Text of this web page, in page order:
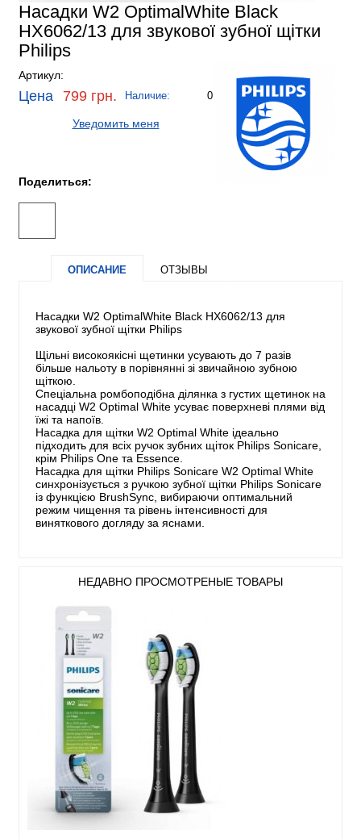
Насадки W2 OptimalWhite Black
HX6062/13 для звукової зубної щітки
Philips
Артикул:
Цена 799 грн. Наличие: 0
Уведомить меня
Поделиться:
ОПИСАНИЕ ОТЗЫВЫ
Насадки W2 OptimalWhite Black HX6062/13 для
звукової зубної щітки Philips
Щільні високоякісні щетинки усувають до 7 разів
більше нальоту в порівнянні зі звичайною зубною
щіткою.
Спеціальна ромбоподібна ділянка з густих щетинок на
насадці W2 Optimal White усуває поверхневі плями від
їжі та напоїв.
Насадка для щітки W2 Optimal White ідеально
підходить для всіх ручок зубних щіток Philips Sonicare,
крім Philips One та Essence.
Насадка для щітки Philips Sonicare W2 Optimal White
синхронізується з ручкою зубної щітки Philips Sonicare
із функцією BrushSync, вибираючи оптимальний
режим чищення та рівень інтенсивності для
виняткового догляду за яснами.
НЕДАВНО ПРОСМОТРЕНЫЕ ТОВАРЫ